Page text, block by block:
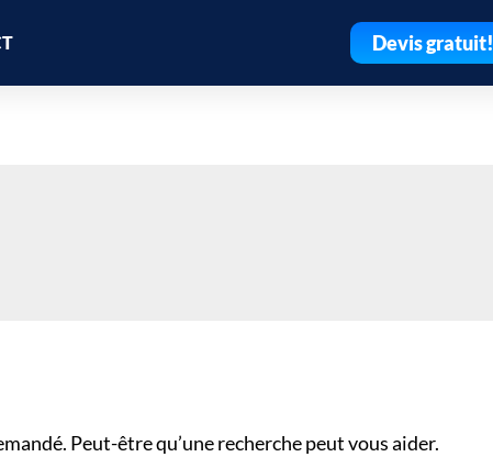
Devis gratuit!
Peut-être qu’une recherche peut vous aider.